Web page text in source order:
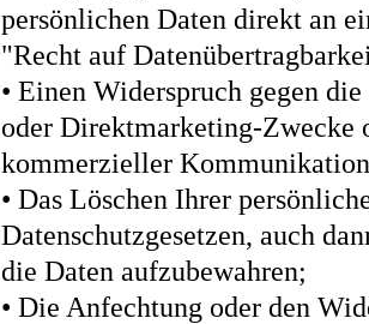
persönlichen Daten direkt an
"Recht auf
• Einen Widerspruch gegen
oder Direktmarketing-Zwecke
kommerzieller
• Das Löschen Ihrer
Datenschutzgesetzen, auch
die Daten aufzubewahren;
• Die Anfechtung oder den